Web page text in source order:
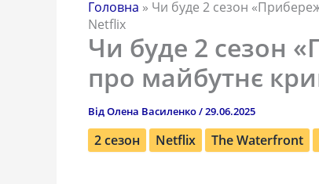
Головна » Чи буде 2 сезон
Netflix
Чи буде 2 сезон
про майбутнє
ВідОлена Василенко/29.06.2025
2 сезон Netflix The Waterfront